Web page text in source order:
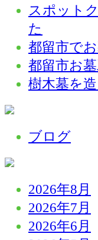
スポット
た
都留市で
都留市お
樹木墓を
ブログ
2026年8月
2026年7月
2026年6月